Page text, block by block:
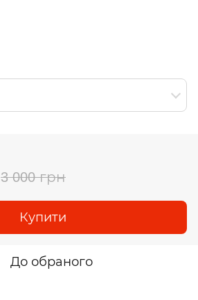
3 000 грн
Купити
До обраного